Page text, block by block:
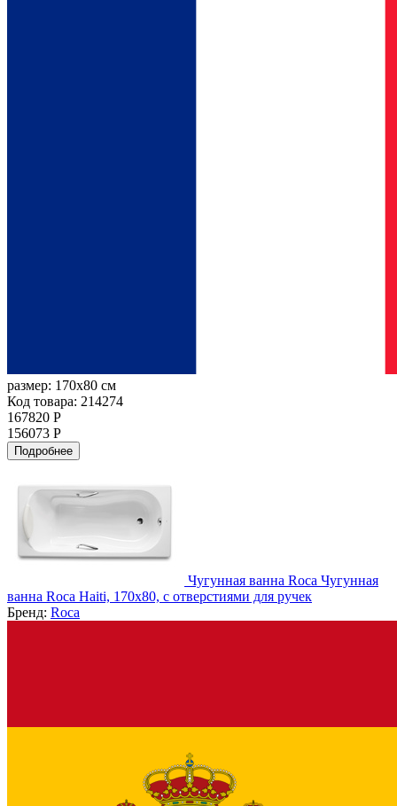
размер: 170x80 см
Код товара: 214274
167820 Р
156073 Р
Подробнее
Чугунная ванна Roca Чугунная
ванна Roca Haiti, 170x80, с отверстиями для ручек
Бренд: Roca